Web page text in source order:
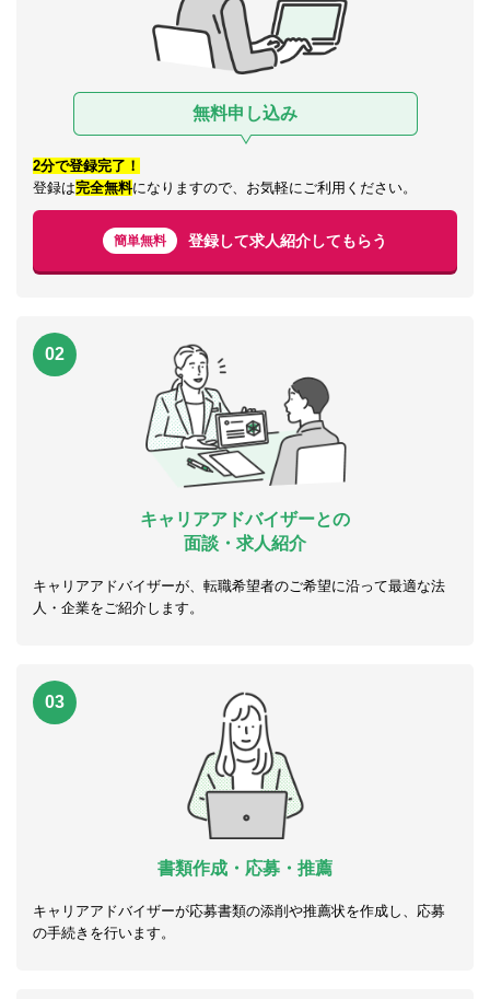
無料申し込み
2分で登録完了！
登録は完全無料になりますので、お気軽にご利用ください。
簡単無料 登録して求人紹介してもらう
02
キャリアアドバイザーとの
面談・求人紹介
キャリアアドバイザーが、転職希望者のご希望に沿って最適な法
人・企業をご紹介します。
03
書類作成・応募・推薦
キャリアアドバイザーが応募書類の添削や推薦状を作成し、応募
の手続きを行います。